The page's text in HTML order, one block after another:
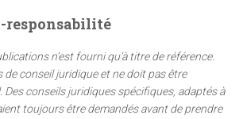
responsabilité
n’est fourni qu’à titre de référence.
de conseil juridique et ne doit pas être
Des conseils juridiques spécifiques, adaptés à
toujours être demandés avant de prendre